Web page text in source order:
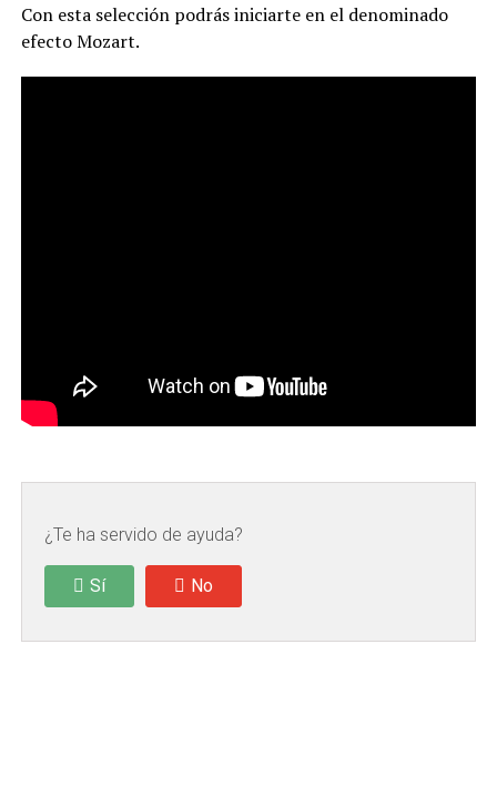
Con esta selección podrás iniciarte en el denominado
efecto Mozart.
¿Te ha servido de ayuda?
Sí No